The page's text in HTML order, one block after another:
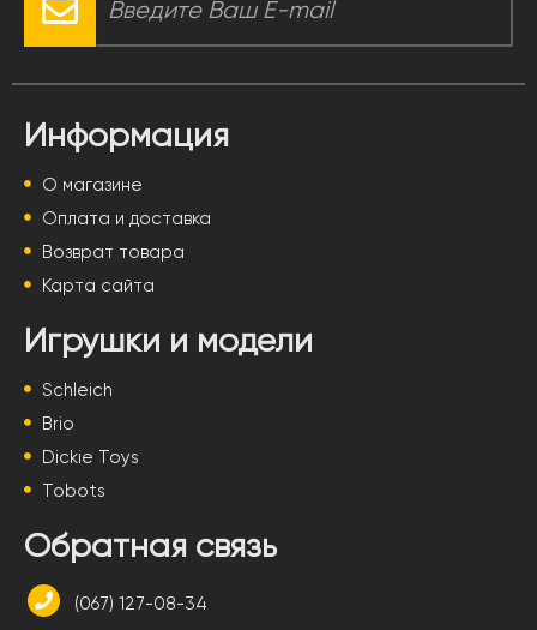
Информация
О магазине
Оплата и доставка
Возврат товара
Карта сайта
Игрушки и модели
Schleich
Brio
Dickie Toys
Tobots
Обратная связь
(067) 127-08-34